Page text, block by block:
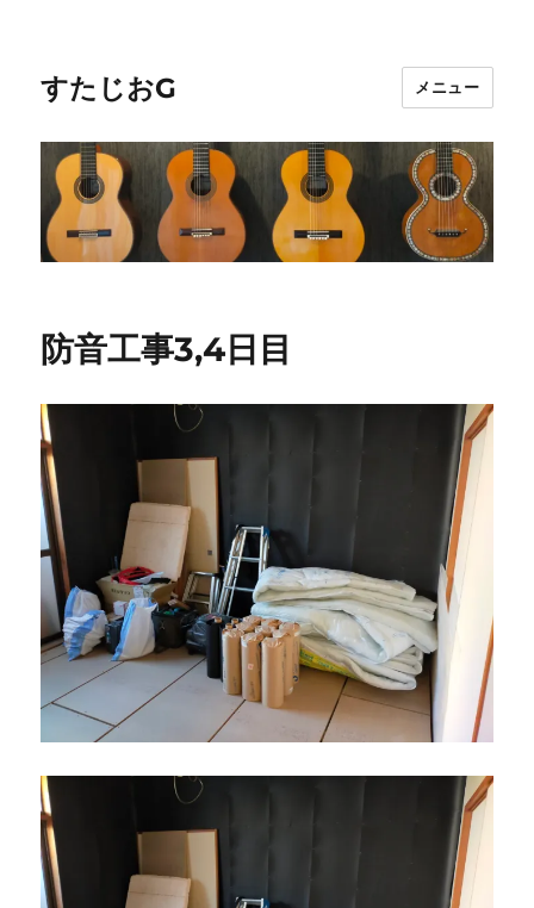
すたじおG メニュー
防音工事3,4日目